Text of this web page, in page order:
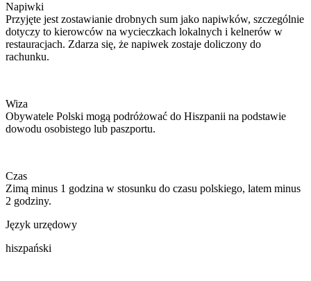
Napiwki
Przyjęte jest zostawianie drobnych sum jako napiwków, szczególnie
dotyczy to kierowców na wycieczkach lokalnych i kelnerów w
restauracjach. Zdarza się, że napiwek zostaje doliczony do
rachunku.
Wiza
Obywatele Polski mogą podróżować do Hiszpanii na podstawie
dowodu osobistego lub paszportu.
Czas
Zimą minus 1 godzina w stosunku do czasu polskiego, latem minus
2 godziny.
Język urzędowy
hiszpański